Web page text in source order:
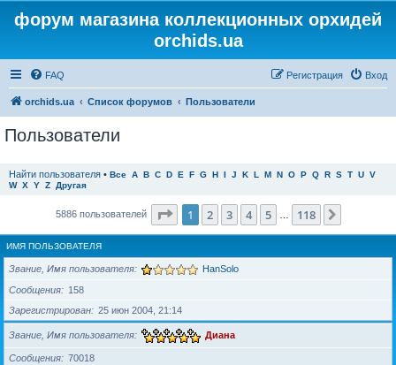
форум магазина коллекционных орхидей
orchids.ua
FAQ Вход
Регистрация
orchids.ua Список форумов Пользователи
Пользователи
Найти пользователя • Все A B C D E F G H I J K L M N O P Q R S T U V
W X Y Z Другая
5886 пользователей Страница из 118
1 2 3 4 5 118
ИМЯ ПОЛЬЗОВАТЕЛЯ
Звание, Имя пользователя HanSolo
Сообщения
158
Зарегистрирован
25 июн 2004, 21:14
Звание, Имя пользователя Диана
Сообщения
70018